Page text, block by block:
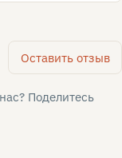
Оставить отзыв
Поделитесь